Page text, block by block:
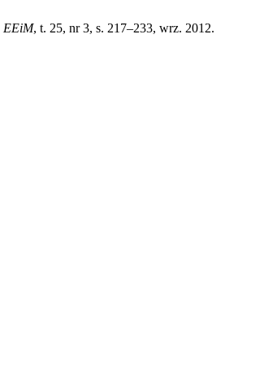
EEiM, t. 25, nr 3, s. 217–233, wrz. 2012.